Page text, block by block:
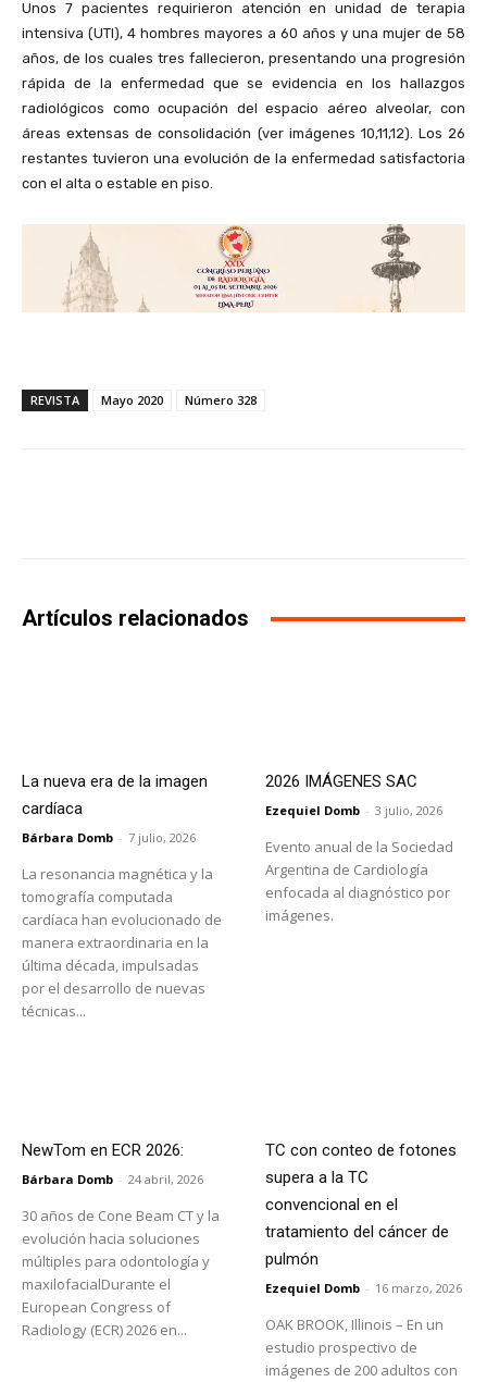
Unos 7 pacientes requirieron atención en unidad de terapia
intensiva (UTI), 4 hombres mayores a 60 años y una mujer de 58
años, de los cuales tres fallecieron, presentando una progresión
rápida de la enfermedad que se evidencia en los hallazgos
radiológicos como ocupación del espacio aéreo alveolar, con
áreas extensas de consolidación (ver imágenes 10,11,12). Los 26
restantes tuvieron una evolución de la enfermedad satisfactoria
con el alta o estable en piso.
REVISTA Mayo 2020 Número 328
Artículos relacionados
La nueva era de la imagen
cardíaca
Bárbara Domb - 7 julio, 2026
La resonancia magnética y la
tomografía computada
cardíaca han evolucionado de
manera extraordinaria en la
última década, impulsadas
por el desarrollo de nuevas
técnicas...
2026 IMÁGENES SAC
Ezequiel Domb - 3 julio, 2026
Evento anual de la Sociedad
Argentina de Cardiología
enfocada al diagnóstico por
imágenes.
NewTom en ECR 2026:
Bárbara Domb - 24 abril, 2026
30 años de Cone Beam CT y la
evolución hacia soluciones
múltiples para odontología y
maxilofacialDurante el
European Congress of
Radiology (ECR) 2026 en...
TC con conteo de fotones
supera a la TC
convencional en el
tratamiento del cáncer de
pulmón
Ezequiel Domb - 16 marzo, 2026
OAK BROOK, Illinois – En un
estudio prospectivo de
imágenes de 200 adultos con